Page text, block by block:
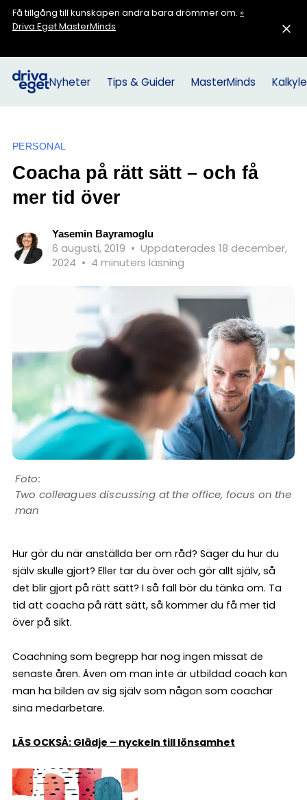
Få tillgång till kunskapen andra bara drömmer om. »
Driva Eget MasterMinds
Nyheter Tips & Guider MasterMinds
PERSONAL
Coacha på rätt sätt – och få
mer tid över
Yasemin Bayramoglu
6 augusti, 2019 • Uppdaterades 18 december,
2024 • 4 minuters läsning
Two colleagues discussing at the office, focus on the
man
Hur gör du när anställda ber om råd? Säger du hur du
själv skulle gjort? Eller tar du över och gör allt själv, så
det blir gjort på rätt sätt? I så fall bör du tänka om. Ta
tid att coacha på rätt sätt, så kommer du få mer tid
över på sikt.
Coachning som begrepp har nog ingen missat de
senaste åren. Även om man inte är utbildad coach kan
man ha bilden av sig själv som någon som coachar
sina medarbetare.
LÄS OCKSÅ: Glädje – nyckeln till lönsamhet